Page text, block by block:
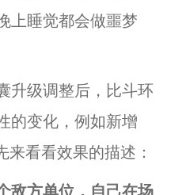
上睡觉都会做噩梦
级调整后，比斗环
的变化，例如新增
来看看效果的描述：
敌方单位，自己在场